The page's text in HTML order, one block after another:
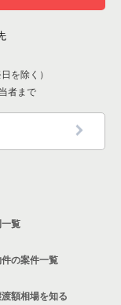
件の案件一覧
件一覧
件の案件一覧
売却物件の案件
の案件一覧
覧
の案件一覧
却物件の案件一
件の案件一覧
一覧
却物件の案件一
を除く）
者まで
覧
の案件一覧
額相場を知る